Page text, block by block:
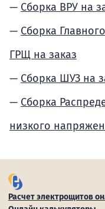
Сборка ВРУ на
Сборка
ГРЩ на заказ
Сборка ШУЗ на
Сборка
низкого
Расчет электрощитов